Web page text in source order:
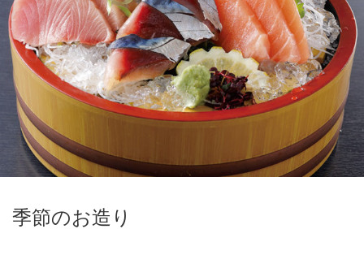
季節のお造り